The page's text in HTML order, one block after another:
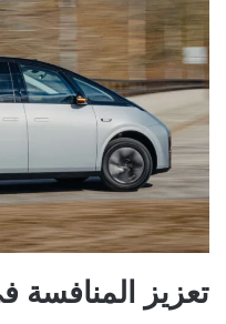
تعزيز